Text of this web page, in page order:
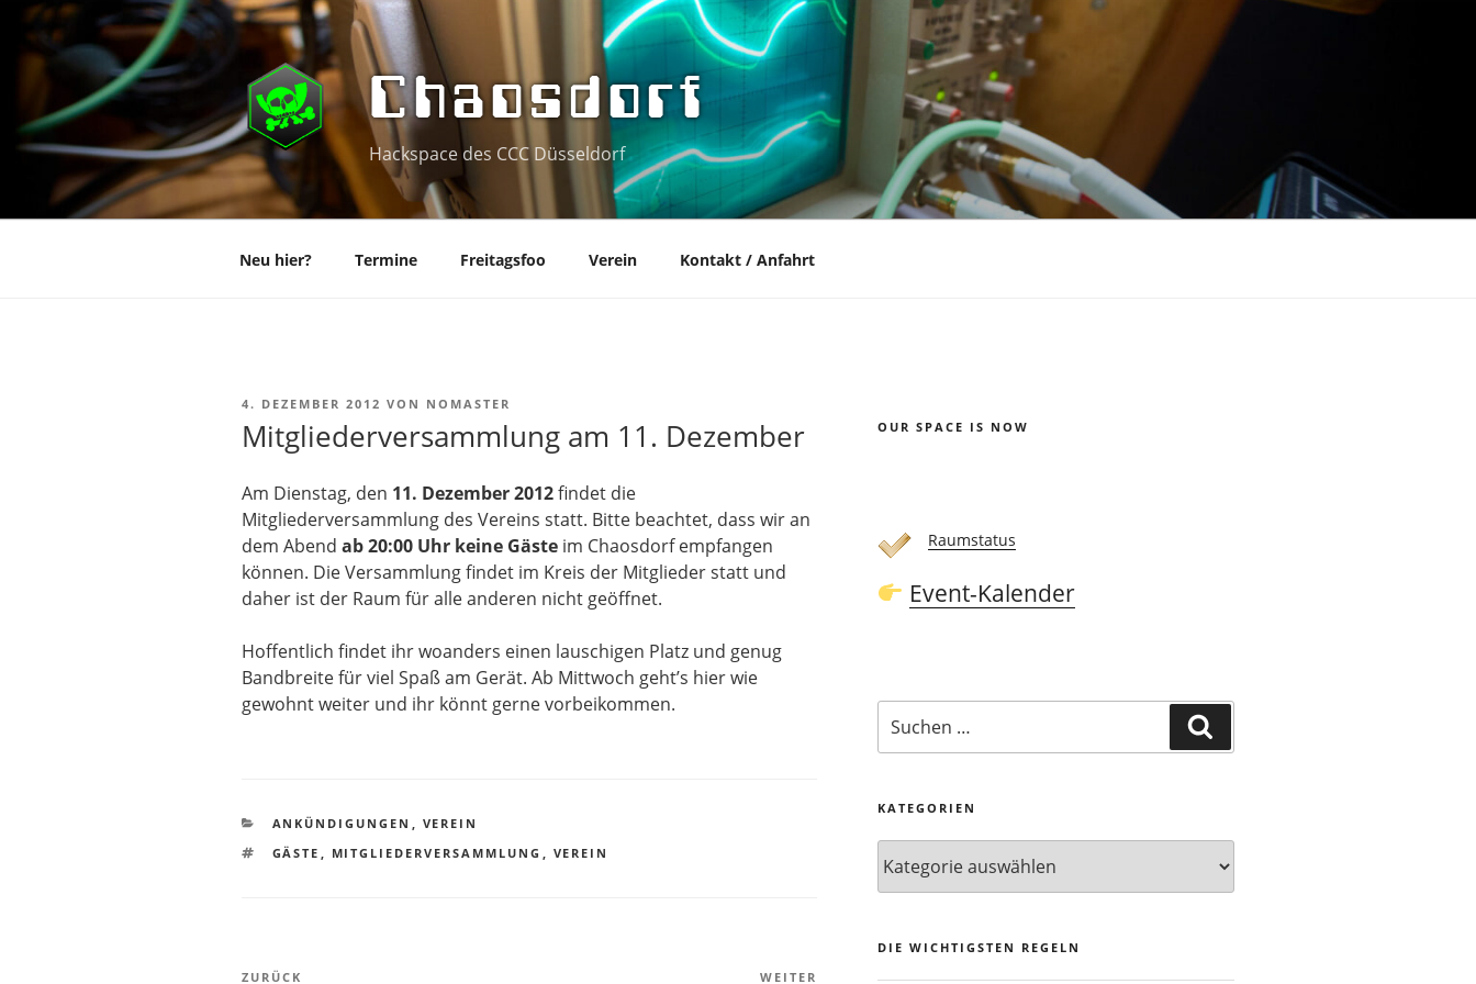
Zum
Inhalt
springen
Chaosdorf
Hackspace des CCC Düsseldorf
Neu hier? Termine Freitagsfoo Verein Kontakt / Anfahrt
VERÖFFENTLICHT
4. DEZEMBER 2012 VON NOMASTER
Mitgliederversammlung am 11. Dezember
Am Dienstag, den 11. Dezember 2012findet die
Mitgliederversammlung des Vereins statt. Bitte beachtet, dass wir an
dem Abend ab 20:00 Uhr keine Gäste im Chaosdorf empfangen
können. Die Versammlung findet im Kreis der Mitglieder statt und
daher ist der Raum für alle anderen nicht geöffnet.
Hoffentlich findet ihr woanders einen lauschigen Platz und genug
Bandbreite für viel Spaß am Gerät. Ab Mittwoch geht’s hier wie
gewohnt weiter und ihr könnt gerne vorbeikommen.
KATEGORIEN
ANKÜNDIGUNGEN , VEREIN
SCHLAGWÖRTER
GÄSTE , MITGLIEDERVERSAMMLUNG , VEREIN
Beitragsnavigation
ZURÜCK WEITER
OUR SPACE IS NOW
Raumstatus
Event-Kalender
nach:
KATEGORIEN
DIE WICHTIGSTEN REGELN